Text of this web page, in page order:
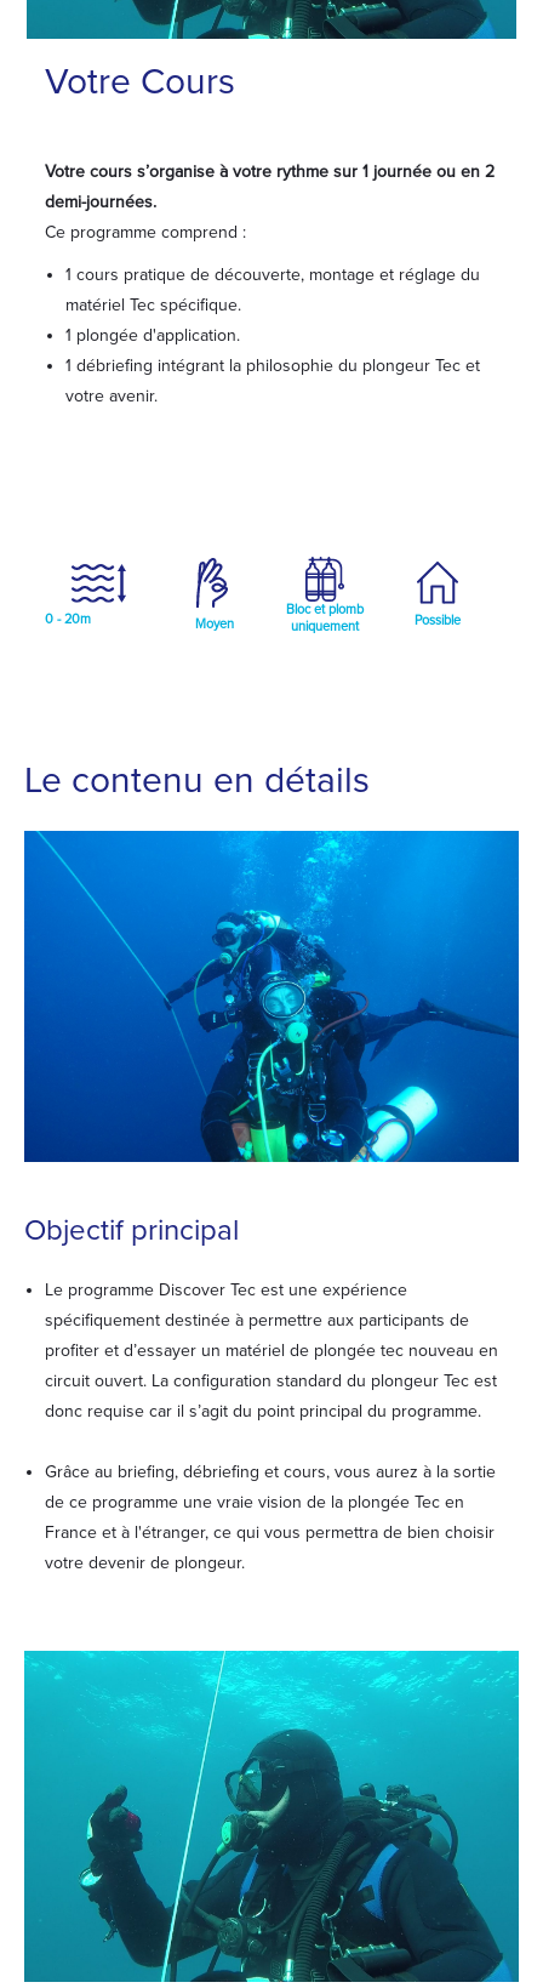
Votre Cours
Votre cours s’organise à votre rythme sur 1 journée ou en 2
demi-journées.
Ce programme comprend :
1 cours pratique de découverte, montage et réglage du
matériel Tec spécifique.
1 plongée d'application.
1 débriefing intégrant la philosophie du plongeur Tec et
votre avenir.
0 - 20m Moyen
Bloc et plomb
uniquement
Possible
Le contenu en détails
Objectif principal
Le programme Discover Tec est une expérience
spécifiquement destinée à permettre aux participants de
profiter et d’essayer un matériel de plongée tec nouveau en
circuit ouvert. La configuration standard du plongeur Tec est
donc requise car il s’agit du point principal du programme.
Grâce au briefing, débriefing et cours, vous aurez à la sortie
de ce programme une vraie vision de la plongée Tec en
France et à l'étranger, ce qui vous permettra de bien choisir
votre devenir de plongeur.